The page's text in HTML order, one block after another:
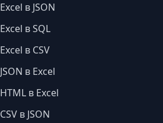
Excel в JSON
Excel в SQL
Excel в CSV
JSON в Excel
HTML в Excel
CSV в JSON